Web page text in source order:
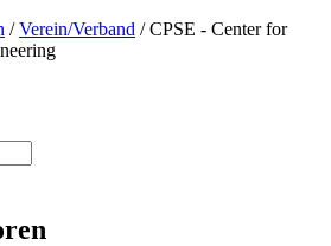
/Verein/Verband /CPSE - Center for